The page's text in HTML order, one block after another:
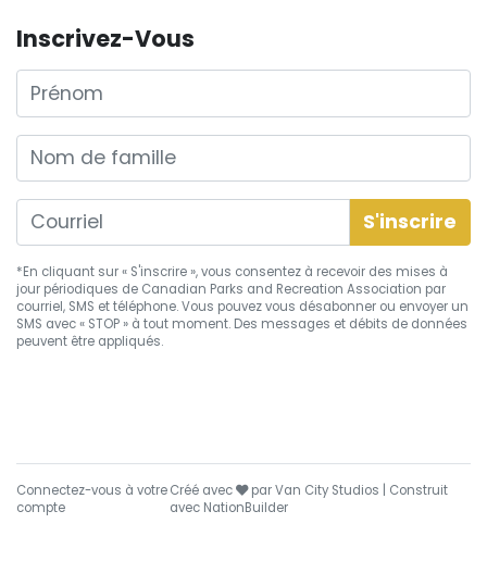
Inscrivez-Vous
Prénom
Nom de famille
*En cliquant sur « S'inscrire », vous consentez à recevoir des mises à
jour périodiques de Canadian Parks and Recreation Association par
courriel, SMS et téléphone. Vous pouvez vous désabonner ou envoyer un
SMS avec « STOP » à tout moment. Des messages et débits de données
peuvent être appliqués.
Connectez-vous à votre
compte
Créé avec soin
parVan City Studios | Construit
avec NationBuilder